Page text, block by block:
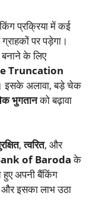
प्रक्रिया में कई
पर पड़ेगा।
बनाने के लिए
Truncation
इसके अलावा, बड़े चेक
भुगतानको बढ़ावा
,त्वरित, और
of Barodaके
अपनी बैंकिंग
इसका लाभ उठा